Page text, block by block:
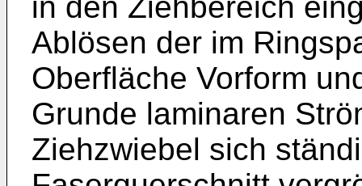
Ablösen der im
Oberfläche Vorform
Grunde laminaren
Ziehzwiebel sich